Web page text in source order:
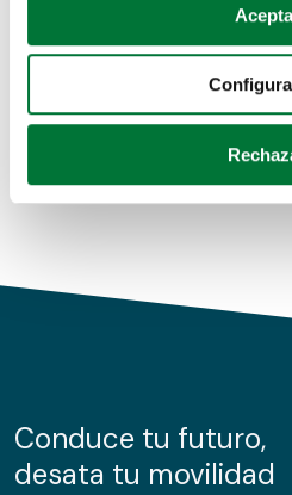
Si lo permite, también
Recopilar información
Identificar su dispositivo
para buscar
Obtenga más información
de cookies.
información sobre el uso que
nuestros partners de redes
Coches de km0
Conduce tu futuro,
desata tu movilidad